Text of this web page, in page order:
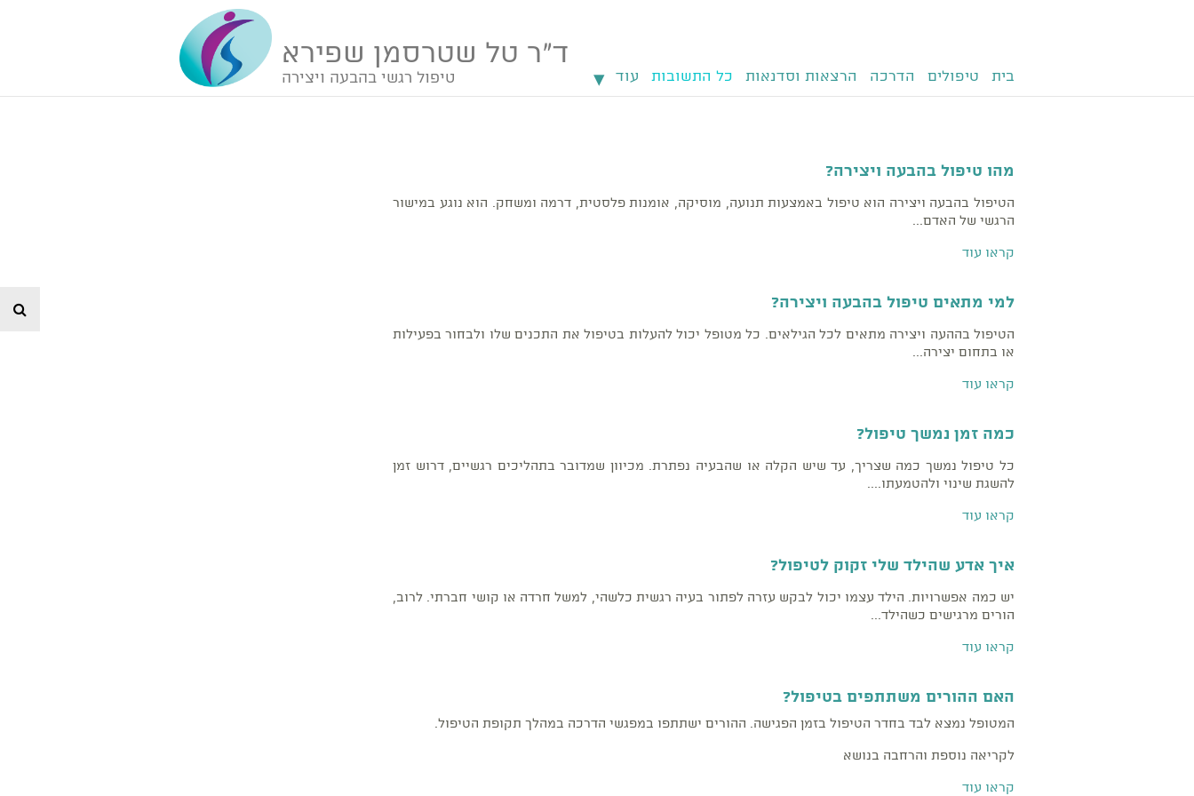
ד"ר טל שטרסמן שפירא
טיפול רגשי בהבעה ויצירה בית טיפולים הדרכה הרצאות וסדנאות כל התשובות עוד ▾
מהו טיפול בהבעה ויצירה?
הטיפול בהבעה ויצירה הוא טיפול באמצעות תנועה, מוסיקה, אומנות פלסטית, דרמה ומשחק. הוא נוגע במישור
הרגשי של האדם...
קראו עוד
למי מתאים טיפול בהבעה ויצירה?
הטיפול בההעה ויצירה מתאים לכל הגילאים. כל מטופל יכול להעלות בטיפול את התכנים שלו ולבחור בפעילות
או בתחום יצירה...
קראו עוד
כמה זמן נמשך טיפול?
כל טיפול נמשך כמה שצריך, עד שיש הקלה או שהבעיה נפתרת. מכיוון שמדובר בתהליכים רגשיים, דרוש זמן
להשגת שינוי ולהטמעתו....
קראו עוד
איך אדע שהילד שלי זקוק לטיפול?
יש כמה אפשרויות. הילד עצמו יכול לבקש עזרה לפתור בעיה רגשית כלשהי, למשל חרדה או קושי חברתי. לרוב,
הורים מרגישים כשהילד...
קראו עוד
האם ההורים משתתפים בטיפול?
המטופל נמצא לבד בחדר הטיפול בזמן הפגישה. ההורים ישתתפו במפגשי הדרכה במהלך תקופת הטיפול.
לקריאה נוספת והרחבה בנושא
קראו עוד